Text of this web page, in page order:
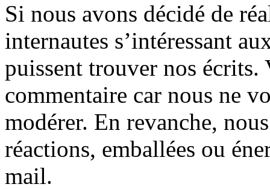
Si nous avons décidé de
internautes s’intéressant
puissent trouver nos écrits.
commentaire car nous ne
modérer. En revanche,
réactions, emballées ou
mail.